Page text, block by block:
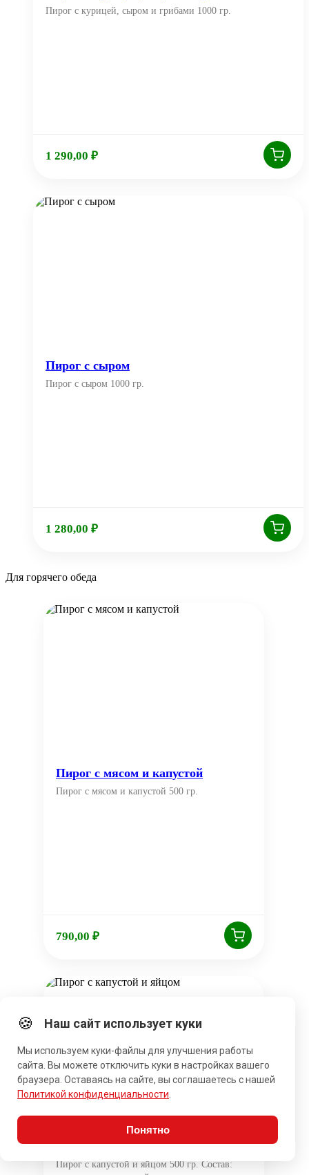
🍪 Наш сайт использует куки
Мы используем куки-файлы для улучшения работы
сайта. Вы можете отключить куки в настройках вашего
браузера. Оставаясь на сайте, вы соглашаетесь с нашей
Политикой конфиденциальности
Понятно
Пирог с курицей, сыром и грибами 1000 гр.
1 290,00 ₽
Пирог с сыром
Пирог с сыром 1000 гр.
1 280,00 ₽
Для горячего обеда
Пирог с мясом и капустой
Пирог с мясом и капустой 500 гр.
790,00 ₽
Пирог с капустой и яйцом
Пирог с капустой и яйцом 500 гр. Состав: